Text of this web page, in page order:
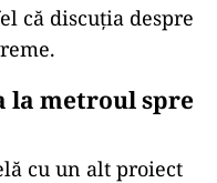
că discuția despre
la metroul spre
cu un alt proiect